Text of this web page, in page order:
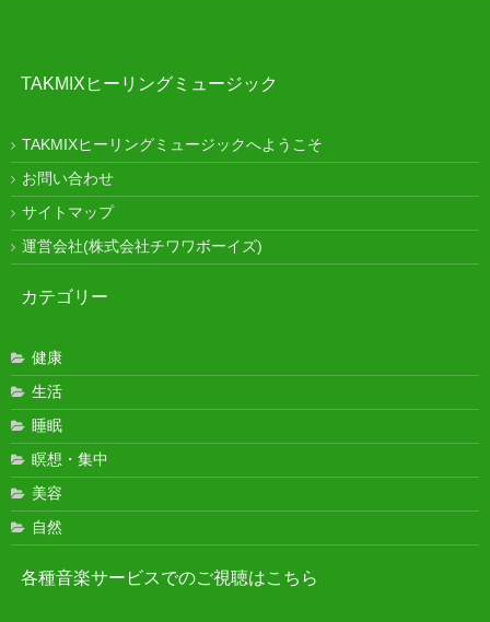
TAKMIXヒーリングミュージック
TAKMIXヒーリングミュージックへようこそ
お問い合わせ
サイトマップ
運営会社(株式会社チワワボーイズ)
カテゴリー
健康
生活
睡眠
瞑想・集中
美容
自然
各種音楽サービスでのご視聴はこちら